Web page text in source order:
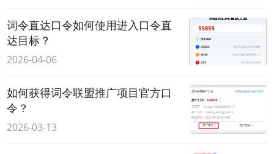
词令直达口令如何使用进入口令直
达目标？
2026-04-06
如何获得词令联盟推广项目官方口
令？
2026-03-13